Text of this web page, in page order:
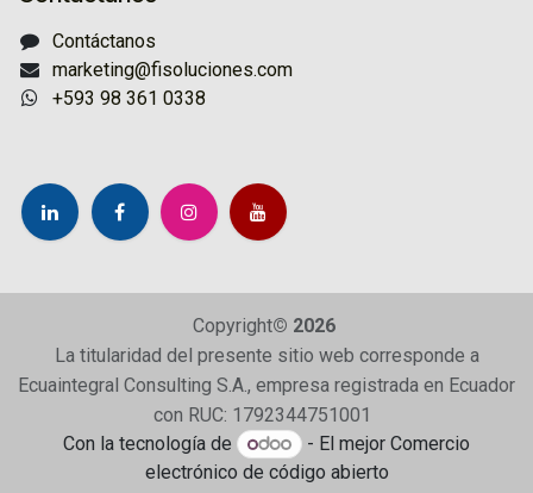
Contáctanos
marketing@fisoluciones.com
+593 98 361 0338
Copyright© 2026
La titularidad del presente sitio web corresponde a
Ecuaintegral Consulting S.A., empresa registrada en Ecuador
con RUC: 1792344751001
Con la tecnología de
- El mejor Comercio
electrónico de código abierto